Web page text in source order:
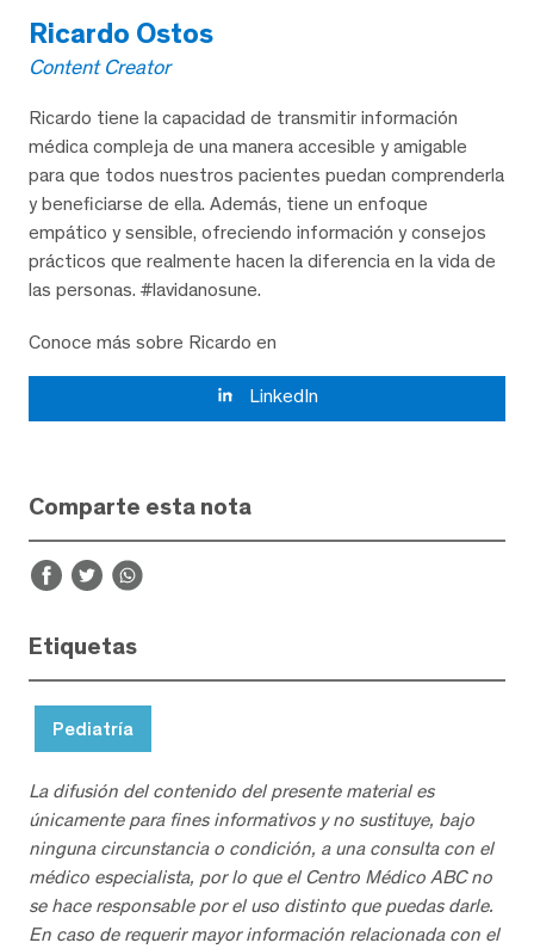
Ricardo Ostos
Content Creator
Ricardo tiene la capacidad de transmitir información
médica compleja de una manera accesible y amigable
para que todos nuestros pacientes puedan comprenderla
y beneficiarse de ella. Además, tiene un enfoque
empático y sensible, ofreciendo información y consejos
prácticos que realmente hacen la diferencia en la vida de
las personas. #lavidanosune.
Conoce más sobre Ricardo en
LinkedIn
Comparte esta nota
Etiquetas
Pediatría
La difusión del contenido del presente material es
únicamente para fines informativos y no sustituye, bajo
ninguna circunstancia o condición, a una consulta con el
médico especialista, por lo que el Centro Médico ABC no
se hace responsable por el uso distinto que puedas darle.
En caso de requerir mayor información relacionada con el